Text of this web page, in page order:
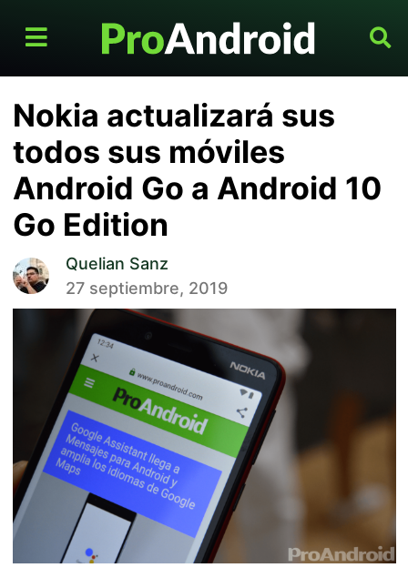
Nokia actualizará sus
todos sus móviles
Android Go a Android 10
Go Edition
Quelian Sanz
27 septiembre, 2019